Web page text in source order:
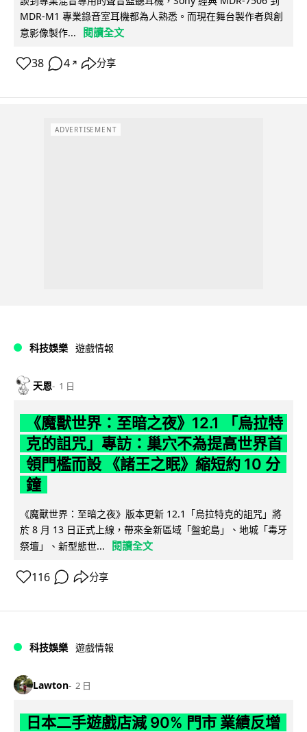
MDR-M1 專業錄音室耳機都為人熟悉。而現在舞台製作者與創
意影像製作...
閱讀全文
38 4 ↗ 分享
ADVERTISEMENT
科技娛樂 遊戲情報
天恩 1 日
《魔獸世界：至暗之夜》12.1 「烏拉特
克的詛咒」專訪：巢穴不為提高世界首
領門檻而設 《諸王之眠》縮短約 10 分
鐘
《魔獸世界：至暗之夜》版本更新 12.1「烏拉特克的詛咒」將
於 8 月 13 日正式上線，帶來全新區域「盤蛇島」、地城「毒牙
祭壇」、新型態世...
閱讀全文
116 分享
科技娛樂 遊戲情報
Lawton 2 日
日本二手遊戲店減 90% 門市 業績反增